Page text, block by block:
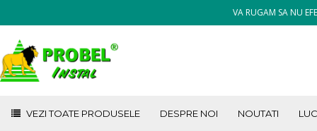
VA RUGAM SA NU
VEZI TOATE PRODUSELE DESPRE NOI NOUTATI